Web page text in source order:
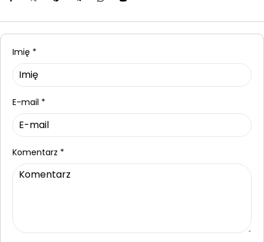
Imię *
E-mail *
Komentarz *